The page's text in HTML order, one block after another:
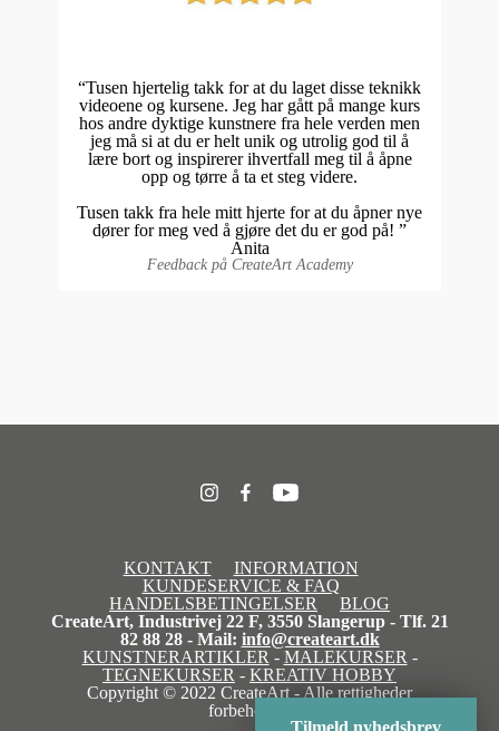
“Tusen hjertelig takk for at du laget disse teknikk
videoene og kursene. Jeg har gått på mange kurs
hos andre dyktige kunstnere fra hele verden men
jeg må si at du er helt unik og utrolig god til å
lære bort og inspirerer ihvertfall meg til å åpne
opp og tørre å ta et steg videre.
Tusen takk fra hele mitt hjerte for at du åpner nye
dører for meg ved å gjøre det du er god på! ”
Anita
Feedback på CreateArt Academy
KONTAKT
INFORMATION
KUNDESERVICE & FAQ
HANDELSBETINGELSER
BLOG
CreateArt, Industrivej 22 F, 3550 Slangerup - Tlf. 21
82 88 28 - Mail: info@createart.dk
KUNSTNERARTIKLER - MALEKURSER -
TEGNEKURSER - KREATIV HOBBY
Copyright © 2022 CreateArt - Alle rettigheder
forbeholdes
Tilmeld nyhedsbrev